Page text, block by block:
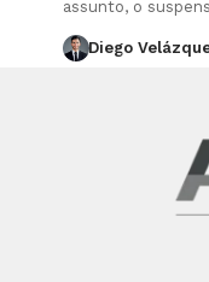
assunto, o
Diego